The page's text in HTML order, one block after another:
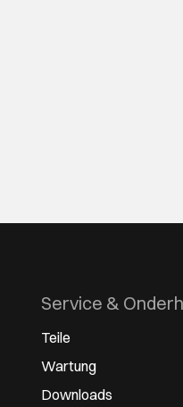
Service &
Teile
Wartung
Downloads